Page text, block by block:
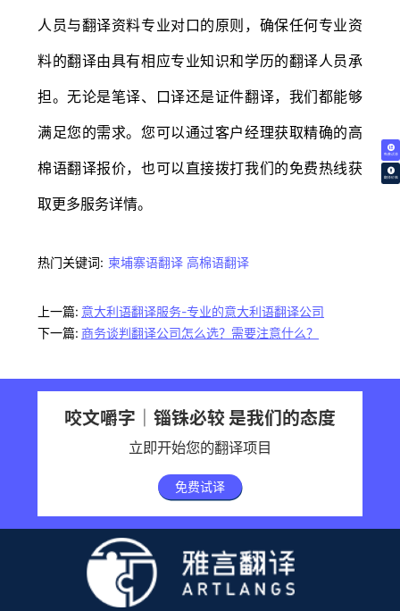
免费试译
翻译价格
人员与翻译资料专业对口的原则，确保任何专业资
料的翻译由具有相应专业知识和学历的翻译人员承
担。无论是笔译、口译还是证件翻译，我们都能够
满足您的需求。您可以通过客户经理获取精确的高
棉语翻译报价，也可以直接拨打我们的免费热线获
取更多服务详情。
热门关键词: 柬埔寨语翻译 高棉语翻译
上一篇: 意大利语翻译服务-专业的意大利语翻译公司
下一篇: 商务谈判翻译公司怎么选？需要注意什么？
咬文嚼字｜锱铢必较 是我们的态度
立即开始您的翻译项目
免费试译